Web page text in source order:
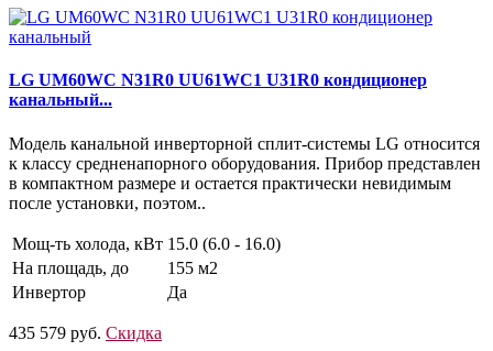
LG UM60WC N31R0 UU61WC1 U31R0 кондиционер
канальный...
Модель канальной инверторной сплит-системы LG относится
к классу средненапорного оборудования. Прибор представлен
в компактном размере и остается практически невидимым
после установки, поэтом..
Мощ-ть холода, кВт 15.0 (6.0 - 16.0)
На площадь, до
155 м2
Инвертор
Да
435 579 руб. Скидка